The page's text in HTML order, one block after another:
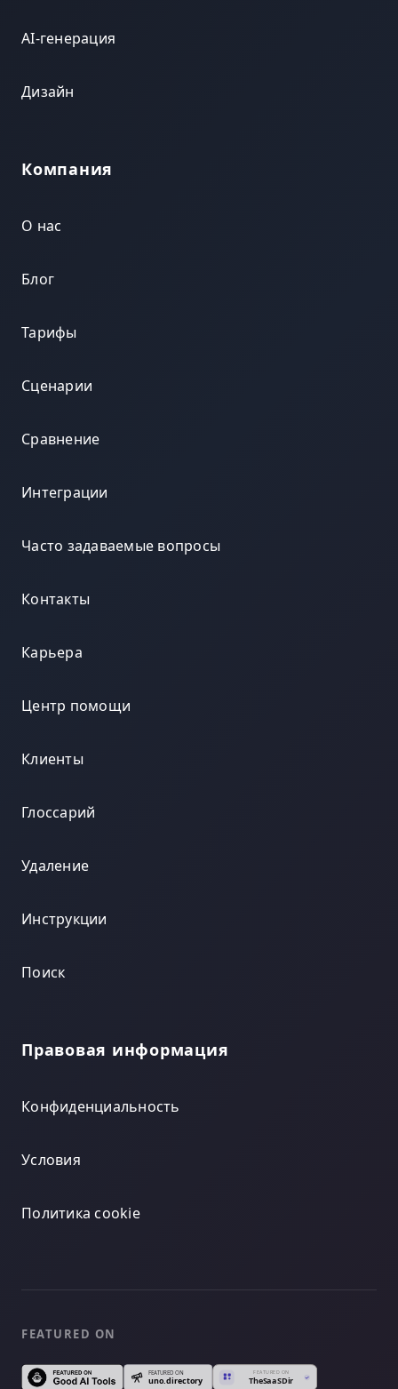
AI-генерация
Дизайн
Компания
О нас
Блог
Тарифы
Сценарии
Сравнение
Интеграции
Часто задаваемые вопросы
Контакты
Карьера
Центр помощи
Клиенты
Глоссарий
Удаление
Инструкции
Поиск
Правовая информация
Конфиденциальность
Условия
Политика cookie
FEATURED ON